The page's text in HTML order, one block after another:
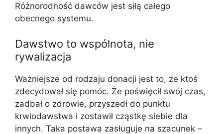
Różnorodność dawców jest siłą całego
obecnego systemu.
Dawstwo to wspólnota, nie
rywalizacja
Ważniejsze od rodzaju donacji jest to, że ktoś
zdecydował się pomóc. Że poświęcił swój czas,
zadbał o zdrowie, przyszedł do punktu
krwiodawstwa i zostawił cząstkę siebie dla
innych. Taka postawa zasługuje na szacunek –